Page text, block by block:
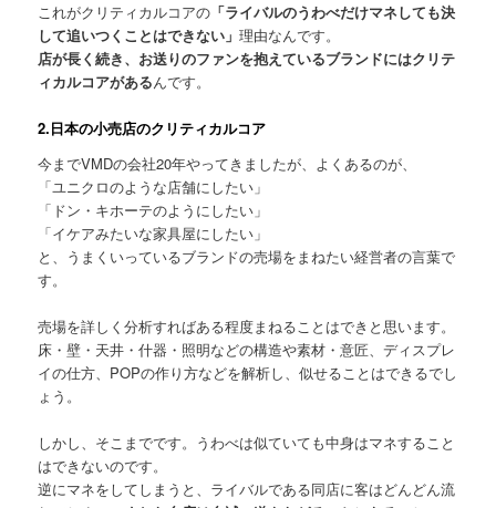
これがクリティカルコアの 「ライバルのうわべだけマネしても決
して追いつくことはできない」理由なんです。
店が長く続き、お送りのファンを抱えているブランドにはクリテ
ィカルコアがあるんです。
2.日本の小売店のクリティカルコア
今までVMDの会社20年やってきましたが、よくあるのが、
「ユニクロのような店舗にしたい」
「ドン・キホーテのようにしたい」
「イケアみたいな家具屋にしたい」
と、うまくいっているブランドの売場をまねたい経営者の言葉で
す。
売場を詳しく分析すればある程度まねることはできと思います。
床・壁・天井・什器・照明などの構造や素材・意匠、ディスプレ
イの仕方、POPの作り方などを解析し、似せることはできるでし
ょう。
しかし、そこまでです。うわべは似ていても中身はマネすること
はできないのです。
逆にマネをしてしまうと、ライバルである同店に客はどんどん流